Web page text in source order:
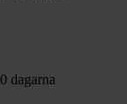
dagarna